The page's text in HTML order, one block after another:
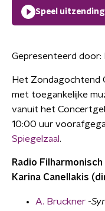
Speel
Gepresenteerd door:
Het Zondagochtend
met toegankelijke
vanuit het
10:00 uur
Spiegelzaal .
Radio
Karina Canellakis
A. Bruckner -